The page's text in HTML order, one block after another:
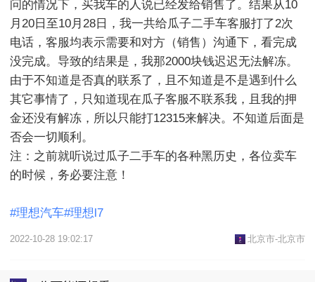
问的情况下，买我车的人说已经发给销售了。结果从10
月20日至10月28日，我一共给瓜子二手车客服打了2次
电话，客服均表示需要和对方（销售）沟通下，看完成
没完成。导致的结果是，我那2000块钱迟迟无法解冻。
由于不知道是否真的联系了，且不知道是不是遇到什么
其它事情了，只知道现在瓜子客服不联系我，且我的押
金还没有解冻，所以只能打12315来解决。不知道后面是
否会一切顺利。
注：之前就听说过瓜子二手车的各种黑历史，各位卖车
的时候，务必要注意！
#理想汽车#理想l7
2022-10-28 19:02:17 北京市-北京市